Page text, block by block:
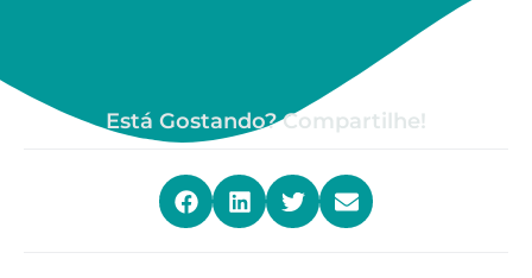
Está Gostando? Compartilhe!